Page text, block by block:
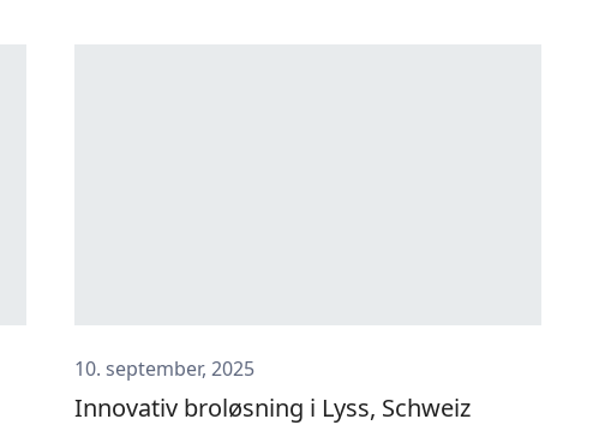
10. september, 2025
Innovativ broløsning i Lyss, Schweiz